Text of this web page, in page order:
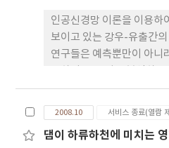
인공신경망 이론을 이용하
보이고 있는 강우-유출간
연구들은 예측뿐만이 아니
와 같은 패턴분류를 위한
Map: SOM)의 연구 결과를
위한 지도크기 및 배열의
향을 미치는 것으로 보고
2008.10 서비스 종료(열람
댐이 하류하천에 미치는